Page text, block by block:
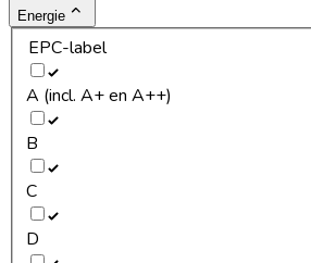
Energie
EPC-label
A (incl. A+ en A++)
B
C
D